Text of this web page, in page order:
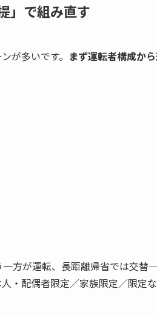
」で組み直す
が多いです。 まず運転者構成か
一方が運転、長距離帰省では交
・配偶者限定／家族限定／限定